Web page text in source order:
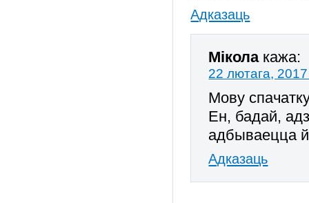
Адказаць
Мiкола кажа:
22 лютага,
Мову
Ен, бадай,
адбываецца
Адказаць